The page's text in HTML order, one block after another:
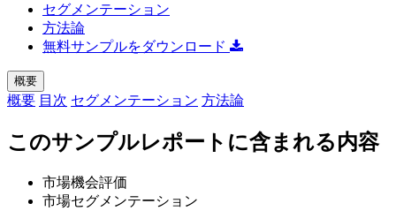
セグメンテーション
方法論
無料サンプルをダウンロード
概要
概要 目次 セグメンテーション 方法論
このサンプルレポートに含まれる内容
市場機会評価
市場セグメンテーション